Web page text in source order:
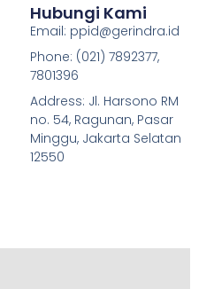
Hubungi Kami
Email: ppid@gerindra.id
Phone: (021) 7892377,
7801396
Address: Jl. Harsono RM
no. 54, Ragunan, Pasar
Minggu, Jakarta Selatan
12550